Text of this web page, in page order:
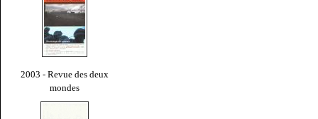
2003 - Revue des deux
mondes